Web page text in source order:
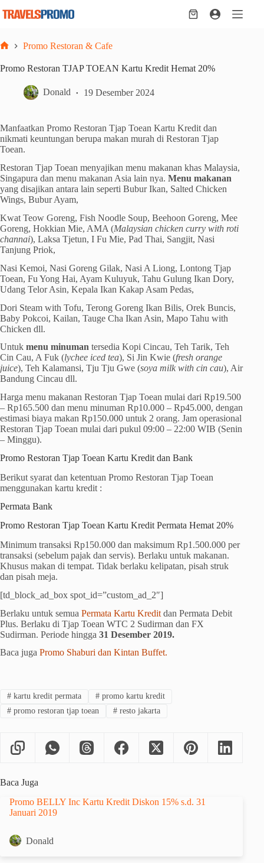
Shopping
Promo Restoran & Cafe
Promo Restoran TJAP TOEAN Kartu Kredit Hemat 20%
Donald 19 Desember 2024
Manfaatkan Promo Restoran Tjap Toean Kartu Kredit dan
nikmati keuntungan berupa makan murah di Restoran Tjap
Toean.
Restoran Tjap Toean menyajikan menu makanan khas Malaysia,
Singapura dan menu makanan Asia lain nya. Menu makanan
yang disajikan antara lain seperti Bubur Ikan, Salted Chicken
Wings, Bubur Ayam,
Kwat Teow Goreng, Fish Noodle Soup, Beehoon Goreng, Mee
Goreng, Hokkian Mie, AMA (Malaysian chicken curry with roti
channai), Laksa Tjetun, I Fu Mie, Pad Thai, Sangjit, Nasi
Tanjung Priok,
Nasi Kemoi, Nasi Goreng Gilak, Nasi A Liong, Lontong Tjap
Toean, Fu Yong Hai, Ayam Kuluyuk, Tahu Gulung Ikan Dory,
Udang Telor Asin, Kepala Ikan Kakap Asam Pedas,
Dori Steam with Tofu, Terong Goreng Ikan Bilis, Orek Buncis,
Baby Pokcoi, Kailan, Tauge Cha Ikan Asin, Mapo Tahu with
Chicken dll.
Untuk menu minuman tersedia Kopi Cincau, Teh Tarik, Teh
Cin Cau, A Fuk (lychee iced tea), Si Jin Kwie (fresh orange
juice), Teh Kalamansi, Tju Tju Gwe (soya milk with cin cau), Air
Bandung Cincau dll.
Harga menu makanan Restoran Tjap Toean mulai dari Rp19.500
– Rp165.500 dan menu minuman Rp10.000 – Rp45.000, dengan
estimasi biaya makan Rp150.000 untuk 2 orang. Jam operasional
Restoran Tjap Toean mulai dari pukul 09:00 – 22:00 WIB (Senin
– Minggu).
Promo Restoran Tjap Toean Kartu Kredit dan Bank
Berikut syarat dan ketentuan Promo Restoran Tjap Toean
menggunakan kartu kredit :
Permata Bank
Promo Restoran Tjap Toean Kartu Kredit Permata Hemat 20%
Minimum transaksi Rp150.000 dan maksimum Rp1.500.000 per
transaksi (sebelum pajak dan servis). Berlaku untuk makanan.
Khusus makan di tempat. Tidak berlaku kelipatan, pisah struk
dan pisah meja.
[td_block_ad_box spot_id=”custom_ad_2″]
Berlaku untuk semua Permata Kartu Kredit dan Permata Debit
Plus. Berlaku di Tjap Toean WTC 2 Sudirman dan FX
Sudirman. Periode hingga 31 Desember 2019.
Baca juga Promo Shaburi dan Kintan Buffet.
#kartu kredit permata #promo kartu kredit
#promo restoran tjap toean #resto jakarta
Baca Juga
Promo BELLY Inc Kartu Kredit Diskon 15% s.d. 31
Januari 2019
Donald